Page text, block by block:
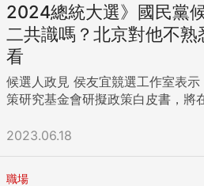
2024總統大選》國民黨
二共識嗎？北京對他不
看
候選人政見 侯友宜競選工作
策研究基金會研擬政策白皮書，將
2023.06.18
職場